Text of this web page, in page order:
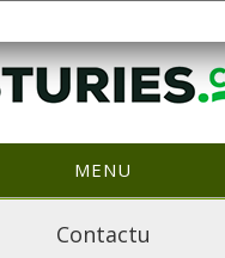
MENU
Contactu